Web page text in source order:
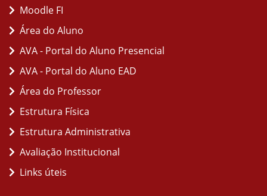
Moodle FI
Área do Aluno
AVA - Portal do Aluno Presencial
AVA - Portal do Aluno EAD
Área do Professor
Estrutura Física
Estrutura Administrativa
Avaliação Institucional
Links úteis